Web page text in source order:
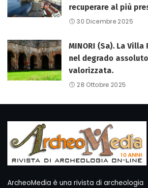
recuperare al più
30 Dicembre 2025
MINORI (Sa). La Villa
nel degrado
valorizzata.
28 Ottobre 2025
ArcheoMedia è una rivista di archeologia